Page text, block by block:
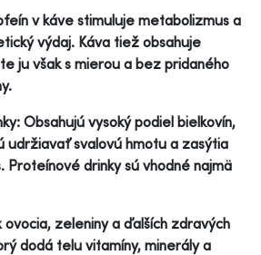
v káve stimuluje metabolizmus a
výdaj. Káva tiež obsahuje
ju však s mierou a bez pridaného
Obsahujú vysoký podiel bielkovín,
udržiavať svalovú hmotu a zasýtia
Proteínové drinky sú vhodné najmä
ovocia, zeleniny a ďalších zdravých
dodá telu vitamíny, minerály a